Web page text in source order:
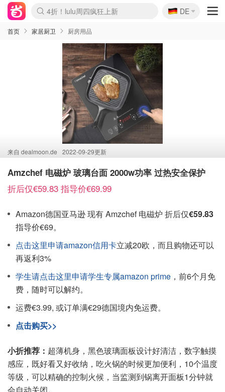
Boticinal 夏促开抢！
4折！lulu周四疯狂上新
还没结束！&OtherStories大促
Joybuy变相75折 随时失效
速领！Stanley独家85折
疑似霸哥！Camper额外叠85折
Zalando 奥莱闪促！每日更新
Moncler反季囤！5折起+叠9折
Coach Brooklyn仅€192
🇩🇪
DE
首页 家居厨卫 厨房用品
来自 dealmoon.de 2022-09-29更新
Amzchef 电磁炉 玻璃台面 2000w功率 过热安全保护
折后仅€59.83 指导价€69.99
Amazon德国亚马逊 现有 Amzchef 电磁炉 折后仅€59.83
指导价€69。
点击这里申请amazon信用卡立减20欧，而且购物还可以
再返利3%
学生请点击这里申请学生专属amazon prime ，前6个月免
费，随时可以解约。
运费€3.99, 或订单满€29德国境内免运费。
点击购买>>
小折推荐： 超薄机身，黑色玻璃面板设计好清洁，数字触摸
感应，既好看又好收纳，吃火锅的时候更加便利，10个温度
等级，可以精确的控制火候，当监测到锅离开面板1分钟就